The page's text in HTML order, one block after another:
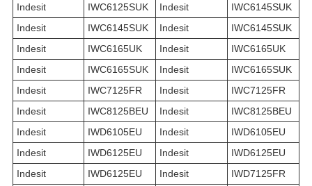
Indesit
IWC6125SUK Indesit
IWC6145SUK
Indesit
IWC6145SUK Indesit
IWC6145SUK
Indesit
IWC6165UK Indesit
IWC6165UK
Indesit
IWC6165SUK Indesit
IWC6165SUK
Indesit
IWC7125FR Indesit
IWC7125FR
Indesit
IWC8125BEU Indesit
IWC8125BEU
Indesit
IWD6105EU Indesit
IWD6105EU
Indesit
IWD6125EU Indesit
IWD6125EU
Indesit
IWD6125EU Indesit IWD7125FR